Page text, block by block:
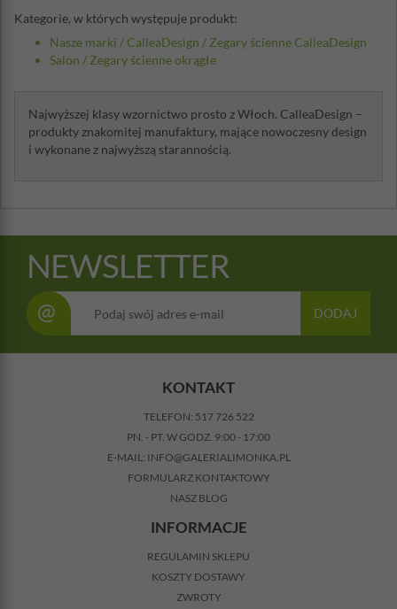
Kategorie, w których występuje produkt:
Nasze marki /CalleaDesign / Zegary ścienne CalleaDesign
Salon / Zegary ścienne okrągłe
Najwyższej klasy wzornictwo prosto z Włoch. CalleaDesign –
produkty znakomitej manufaktury, mające nowoczesny design
i wykonane z najwyższą starannością.
NEWSLETTER
@ DODAJ
KONTAKT
TELEFON: 517 726 522
PN. - PT. W GODZ. 9:00 - 17:00
E-MAIL: INFO@GALERIALIMONKA.PL
FORMULARZ KONTAKTOWY
NASZ BLOG
INFORMACJE
REGULAMIN SKLEPU
KOSZTY DOSTAWY
ZWROTY